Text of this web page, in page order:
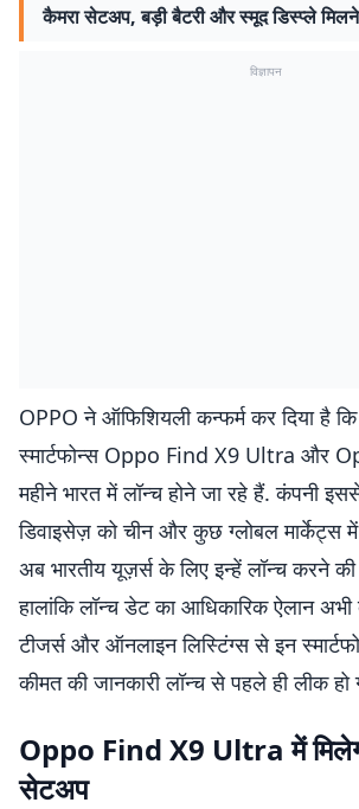
कैमरा सेटअप, बड़ी बैटरी और स्मूद डिस्प्ले
विज्ञापन
OPPO ने ऑफिशियली कन्फर्म कर दिया है
स्मार्टफोन्स Oppo Find X9 Ultra और
महीने भारत में लॉन्च होने जा रहे हैं. कंपनी
डिवाइसेज़ को चीन और कुछ ग्लोबल
अब भारतीय यूज़र्स के लिए इन्हें लॉन्च करने की
हालांकि लॉन्च डेट का आधिकारिक ऐलान
टीजर्स और ऑनलाइन लिस्टिंग्स से इन
कीमत की जानकारी लॉन्च से पहले ही लीक हो
Oppo Find X9 Ultra में
सेटअप